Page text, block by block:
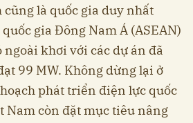
cũng là quốc gia duy nhất
gia Đông Nam Á (ASEAN)
khơi với các dự án đã
99 MW. Không dừng lại ở
phát triển điện lực quốc
Nam còn đặt mục tiêu nâng